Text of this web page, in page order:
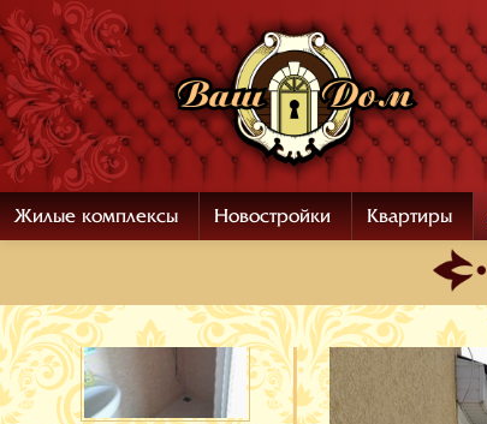
Жилые комплексы Новостройки Квартиры